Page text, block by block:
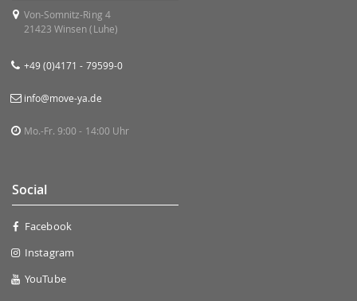
Von-Somnitz-Ring 4
21423 Winsen (Luhe)
+49 (0)4171 - 79599-0
info@move-ya.de
Mo.-Fr. 9:00 - 14:00 Uhr
Social
Facebook
Instagram
YouTube